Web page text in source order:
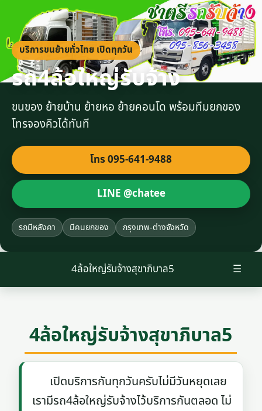
บริการขนย้ายทั่วไทย เปิดทุกวัน
รถ4ล้อใหญ่รับจ้าง
ขนของ ย้ายบ้าน ย้ายหอ ย้ายคอนโด พร้อมทีมยกของ
โทรจองคิวได้ทันที
โทร 095-641-9488
LINE @chatee
รถมีหลังคา มีคนยกของ กรุงเทพ-ต่างจังหวัด
☰
4ล้อใหญ่รับจ้างสุขาภิบาล5
4ล้อใหญ่รับจ้างสุขาภิบาล5
เปิดบริการกันทุกวันครับไม่มีวันหยุดเลย
เรามีรถ4ล้อใหญ่รับจ้างไว้บริการกันตลอด ไม่